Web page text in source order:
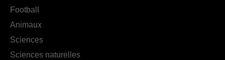
Football
Animaux
Sciences
Sciences naturelles